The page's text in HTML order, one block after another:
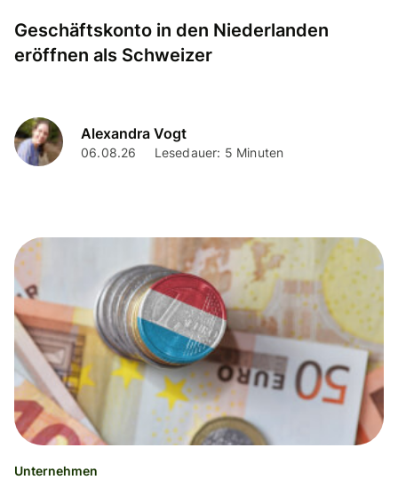
Geschäftskonto in den Niederlanden
eröffnen als Schweizer
Alexandra Vogt
06.08.26 Lesedauer: 5 Minuten
Unternehmen